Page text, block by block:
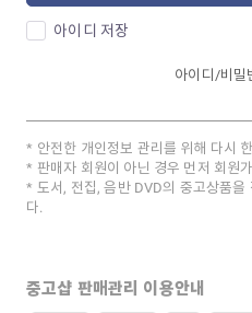
아이디 저장
아이디/비밀
안전한 개인정보 관리를 위해 다시
판매자 회원이 아닌 경우 먼저 회원
도서, 전집, 음반 DVD의 중고상품을
다.
중고샵 판매관리 이용안내